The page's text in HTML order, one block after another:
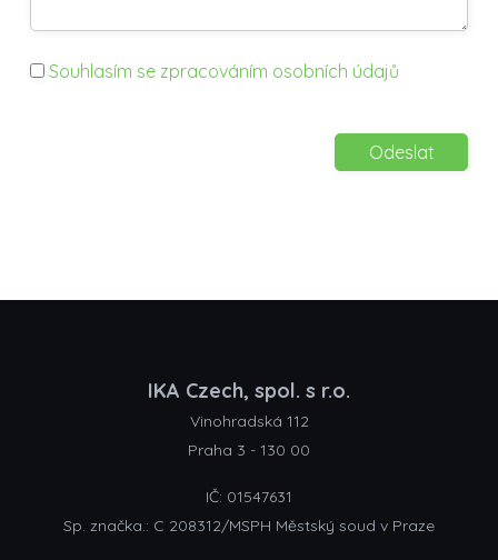
Souhlasím se zpracováním osobních údajů
IKA Czech, spol. s r.o.
Vinohradská 112
Praha 3 - 130 00
IČ: 01547631
Sp. značka.: C 208312/MSPH Městský soud v Praze